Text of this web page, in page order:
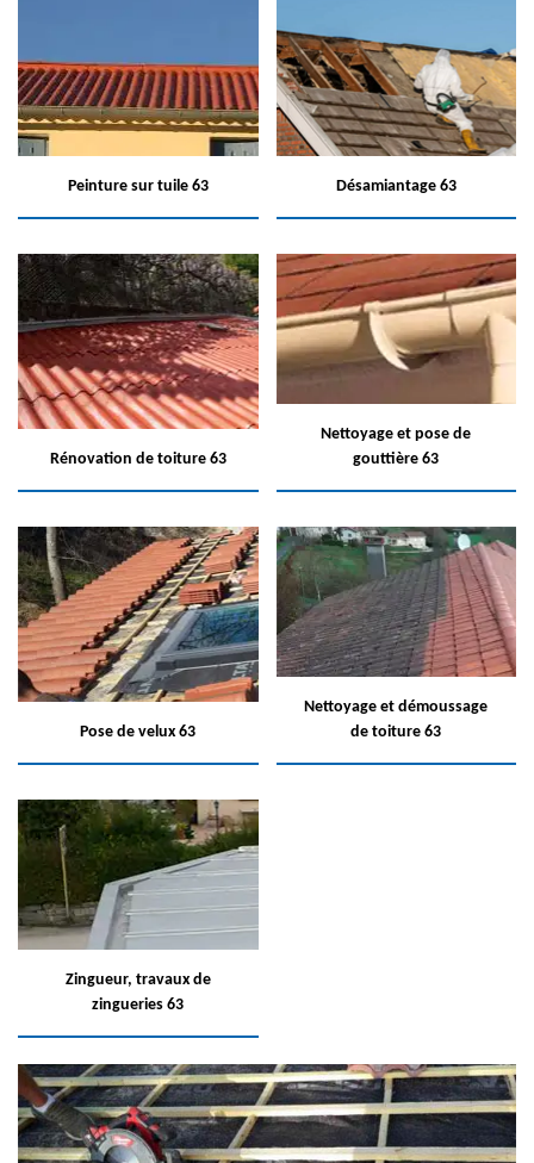
Peinture sur tuile 63 Désamiantage 63
Rénovation de toiture 63
Nettoyage et pose de
gouttière 63
Pose de velux 63
Nettoyage et démoussage
de toiture 63
Zingueur, travaux de
zingueries 63